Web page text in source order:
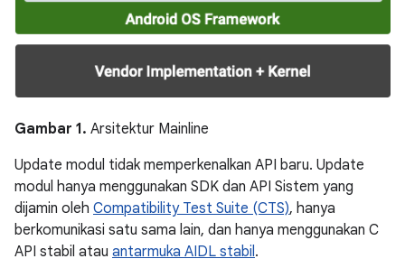
Gambar 1. Arsitektur Mainline
Update modul tidak memperkenalkan API baru. Update
modul hanya menggunakan SDK dan API Sistem yang
dijamin oleh Compatibility Test Suite (CTS), hanya
berkomunikasi satu sama lain, dan hanya menggunakan C
API stabil atau antarmuka AIDL stabil .